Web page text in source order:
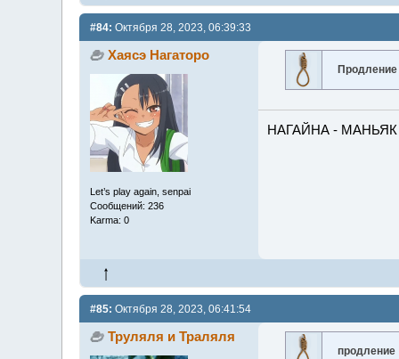
#84: Октября 28, 2023, 06:39:33
Хаясэ Нагаторо
Let’s play again, senpai
Сообщений: 236
Karma: 0
Продление
НАГАЙНА - МАНЬЯК
#85: Октября 28, 2023, 06:41:54
Труляля и Траляля
продление